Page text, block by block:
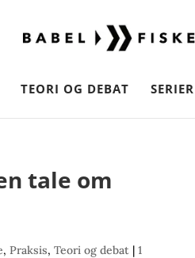
TEORI OG DEBAT SERIER
tale om
,Praksis,Teori og debat |1